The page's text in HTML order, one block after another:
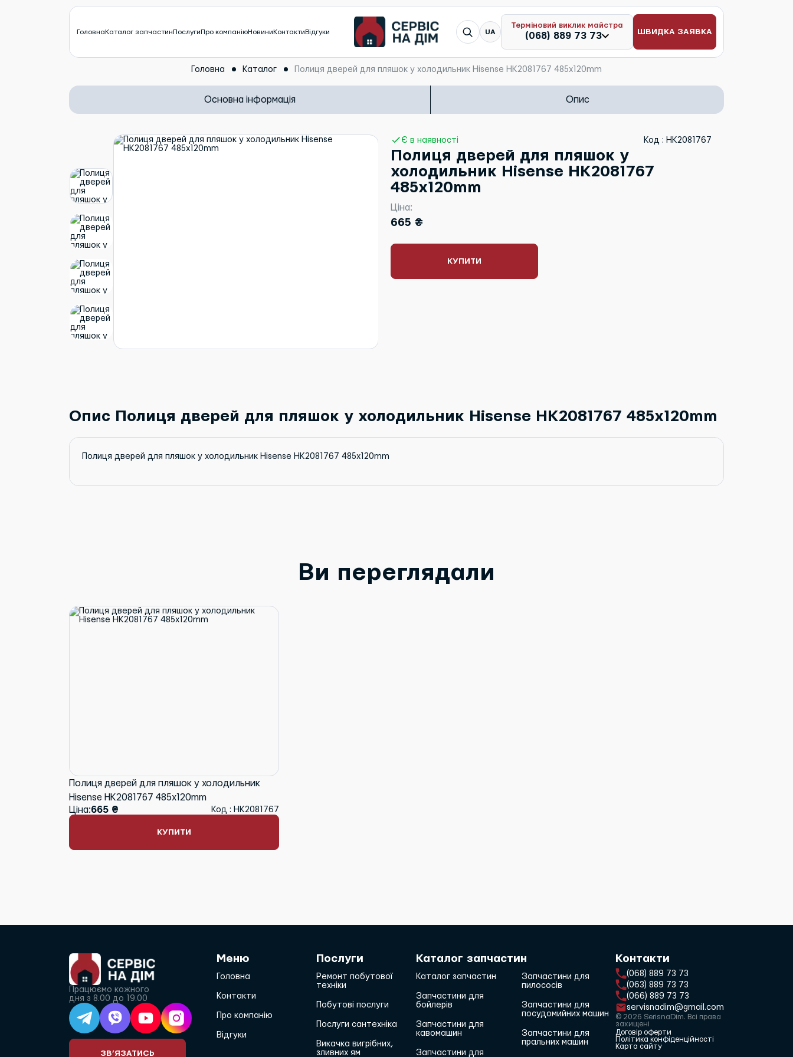
ГоловнаКаталог запчастинПослугиПро компаніюНовиниКонтактиВідгуки Я шукаю...
UA
Терміновий виклик майстра
(068) 889 73 73 ШВИДКА ЗАЯВКА
Головна Каталог Полиця дверей для пляшок у холодильник Hisense HK2081767 485x120mm
Основна інформація Опис
Є в наявності Код : HK2081767
Полиця дверей для пляшок у
холодильник Hisense HK2081767
485x120mm
Ціна:
665 ₴
КУПИТИ
Опис Полиця дверей для пляшок у холодильник Hisense HK2081767 485x120mm
Полиця дверей для пляшок у холодильник Hisense HK2081767 485x120mm
Ви переглядали
Полиця дверей для пляшок у холодильник
Hisense HK2081767 485x120mm
Ціна:665 ₴ Код : HK2081767
КУПИТИ
Працюємо кожного
дня з 8.00 до 19.00
ЗВ’ЯЗАТИСЬ
Меню
Головна
Контакти
Про компанію
Відгуки
Послуги
Ремонт побутової
техніки
Побутові послуги
Послуги сантехніка
Викачка вигрібних,
зливних ям
Каталог запчастин
Каталог запчастин
Запчастини для
бойлерів
Запчастини для
кавомашин
Запчастини для
Запчастини для
пилососів
Запчастини для
посудомийних машин
Запчастини для
пральних машин
Контакти
(068) 889 73 73
(063) 889 73 73
(066) 889 73 73
servisnadim@gmail.com
© 2026 SerisnaDim. Всі права
захищені
Договір оферти
Політика конфіденційності
Карта сайту